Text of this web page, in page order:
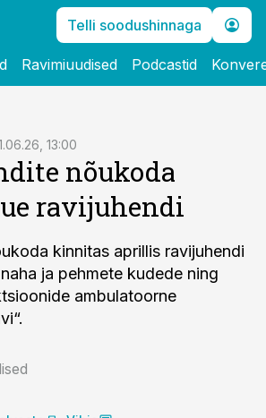
Telli soodushinnaga
Ravimiuudised Podcastid
13:00
nõukoda
ravijuhendi
kinnitas aprillis ravijuhendi
ja pehmete kudede ning
ambulatoorne